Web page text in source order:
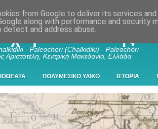
Χαλκιδικής
- Paleochori (Chalkidiki) - Paleochóri -
Αριστοτέλη, Κεντρική Μακεδονία, Ελλάδα
ΠΟΛΥΜΕΣΙΚΟ ΥΛΙΚΟ ΙΣΤΟΡΙΑ
from Google to deliver its services
along with performance and security
and address abuse.